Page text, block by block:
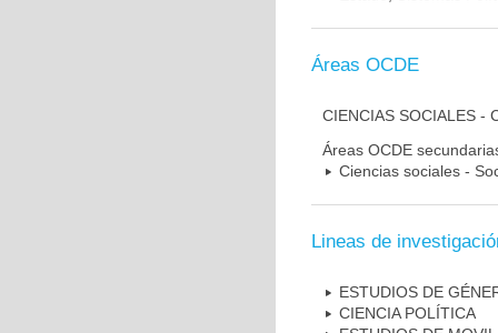
Áreas OCDE
CIENCIAS SOCIALES -
Áreas OCDE
Ciencias sociales -
Lineas de
ESTUDIOS DE
CIENCIA POLÍTICA